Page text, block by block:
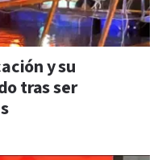
y su
tras ser